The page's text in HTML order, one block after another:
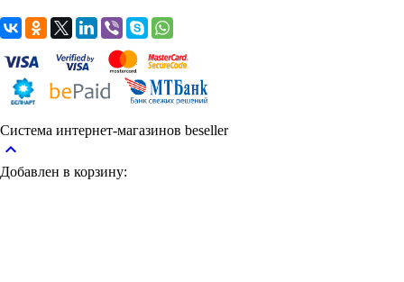
Система интернет-магазинов beseller
keyboard_arrow_up
Добавлен в корзину: